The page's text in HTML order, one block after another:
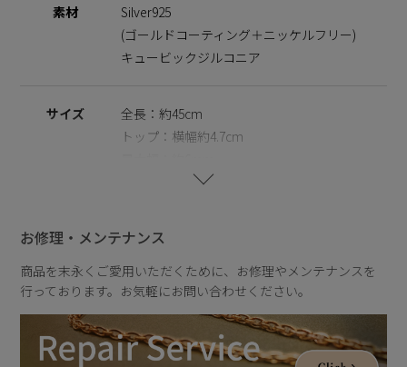
ニッケルフリーを使用することで肌にやさしく金属アレルギー
の方でも安心してご使用いただけます。
ギーを防ぐために、ニッケルをほぼ含まずに作られた素材を指
※こちらの商品はサステナブルの観点から地球の限りある宝石
品・交換・キャンセルができない商品となっております。予め
ご了承くださいませ。
素材
Silver925
(ゴールドコーティング＋ニッケルフリー)
キュービックジルコニア
サイズ
全長：約45cm
トップ：横幅約4.7cm
お修理・メンテナンス
商品を末永くご愛用いただくために、お修理やメンテナンスを
行っております。お気軽にお問い合わせください。